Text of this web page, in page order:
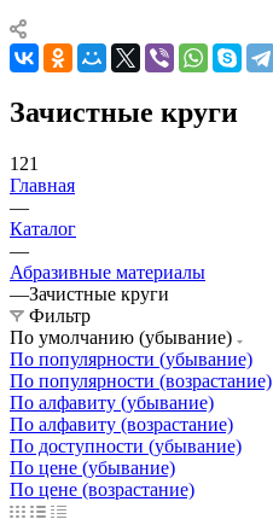
Зачистные круги
121
Главная
—
Каталог
—
Абразивные материалы
—Зачистные круги
Фильтр
По умолчанию (убывание)
По популярности (убывание)
По популярности (возрастание)
По алфавиту (убывание)
По алфавиту (возрастание)
По доступности (убывание)
По цене (убывание)
По цене (возрастание)